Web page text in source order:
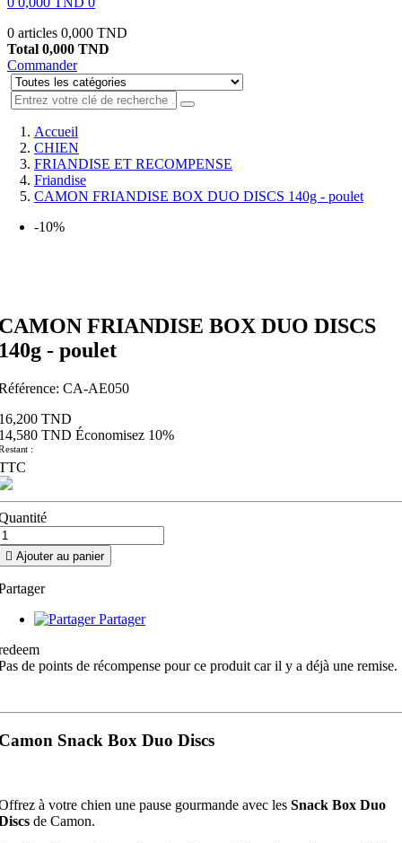
0 articles 0,000 TND
Total 0,000 TND
Commander
Accueil
CHIEN
FRIANDISE ET RECOMPENSE
Friandise
CAMON FRIANDISE BOX DUO DISCS 140g - poulet
-10%
FRIANDISE BOX DUO DISCS
- poulet
CA-AE050
TND
TND Économisez 10%
:
 Ajouter au panier
Partager
de points de récompense pour ce produit car il y a déjà une remise.
Snack Box Duo Discs
à votre chien une pause gourmande avec les Snack Box Duo
de Camon.